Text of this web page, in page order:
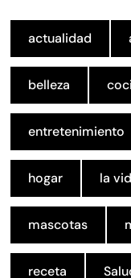
actualidad
belleza
entretenimiento
hogar la
mascotas
receta